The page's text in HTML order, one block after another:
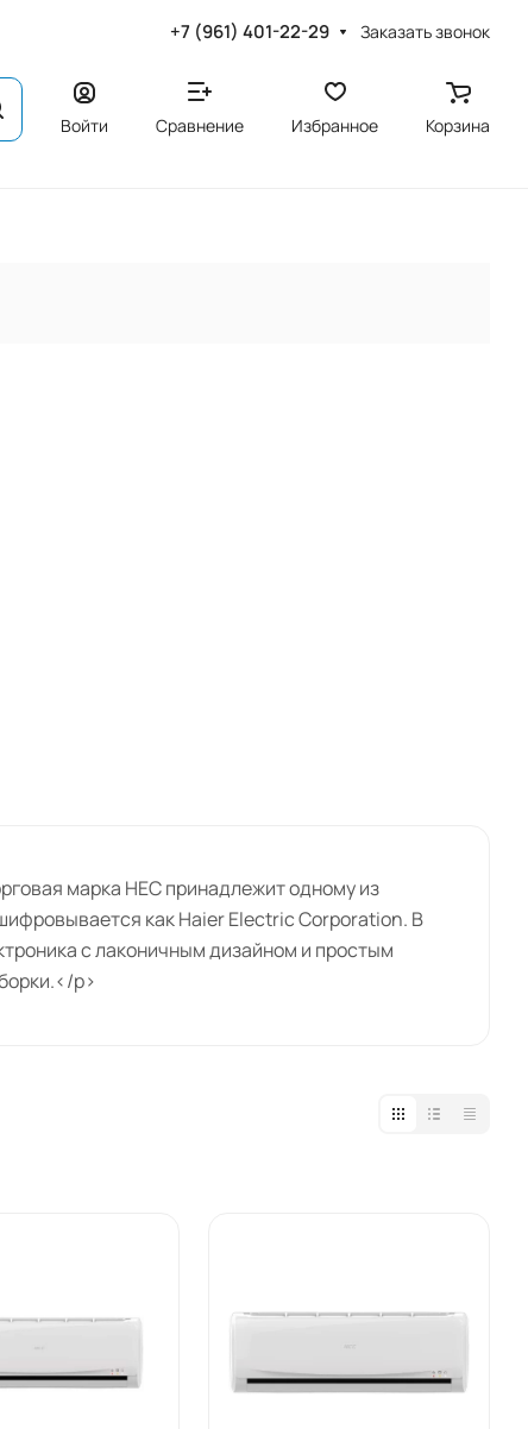
+7 (961) 401-22-29 Заказать звонок
Войти Сравнение Избранное Корзина
марка HEC принадлежит одному из
как Haier Electric Corporation. В
с лаконичным дизайном и простым
p>